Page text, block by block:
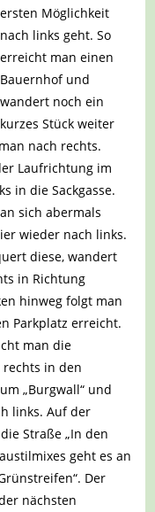
ersten Möglichkeit
nach links geht. So
erreicht man einen
Bauernhof und
wandert noch ein
kurzes Stück weiter
nach rechts.
Laufrichtung im
in die Sackgasse.
sich abermals
wieder nach links.
diese, wandert
in Richtung
hinweg folgt man
Parkplatz erreicht.
man die
rechts in den
„Burgwall“ und
links. Auf der
Straße „In den
geht es an
Der
nächsten